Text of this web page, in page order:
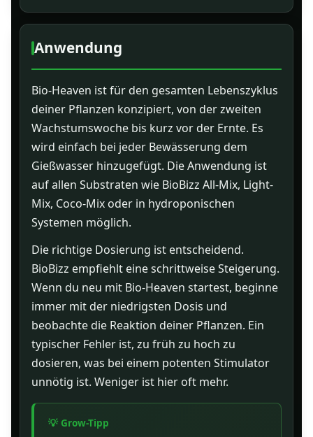
Anwendung
Bio-Heaven ist für den gesamten Lebenszyklus
deiner Pflanzen konzipiert, von der zweiten
Wachstumswoche bis kurz vor der Ernte. Es
wird einfach bei jeder Bewässerung dem
Gießwasser hinzugefügt. Die Anwendung ist
auf allen Substraten wie BioBizz All-Mix, Light-
Mix, Coco-Mix oder in hydroponischen
Systemen möglich.
Die richtige Dosierung ist entscheidend.
BioBizz empfiehlt eine schrittweise Steigerung.
Wenn du neu mit Bio-Heaven startest, beginne
immer mit der niedrigsten Dosis und
beobachte die Reaktion deiner Pflanzen. Ein
typischer Fehler ist, zu früh zu hoch zu
dosieren, was bei einem potenten Stimulator
unnötig ist. Weniger ist hier oft mehr.